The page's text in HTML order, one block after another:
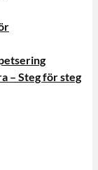
– Steg för steg